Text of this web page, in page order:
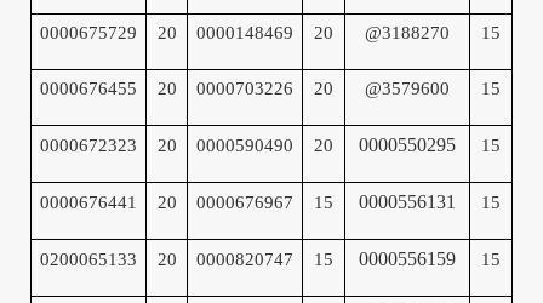
0000675729 20 0000148469 20 @3188270 15
0000676455 20 0000703226 20 @3579600 15
0000672323 20 0000590490 20 0000550295 15
0000676441 20 0000676967 15 0000556131 15
0200065133 20 0000820747 15 0000556159 15